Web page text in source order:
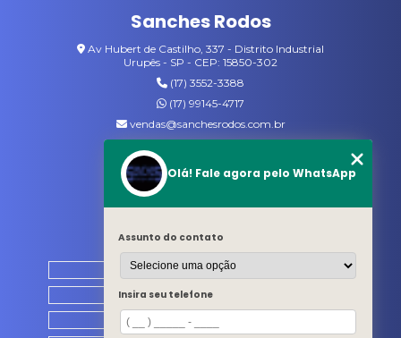
VASSOURAS PARA JARDIM
Sanches Rodos
Av Hubert de Castilho, 337 - Distrito Industrial
Urupês - SP - CEP: 15850-302
(17) 3552-3388
(17) 99145-4717
vendas@sanchesrodos.com.br
Siga-nos
MENU
HOME
QUEM SOMOS
PRODUTOS
Olá! Fale agora pelo WhatsApp
Assunto do contato
Insira seu telefone